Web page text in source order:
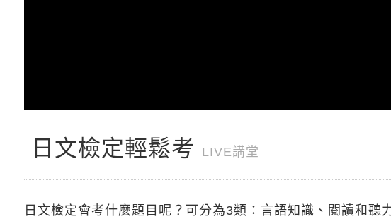
日文檢定輕鬆考 LIVE講堂
日文檢定會考什麼題目呢？可分為3類：言語知識、閱讀和聽